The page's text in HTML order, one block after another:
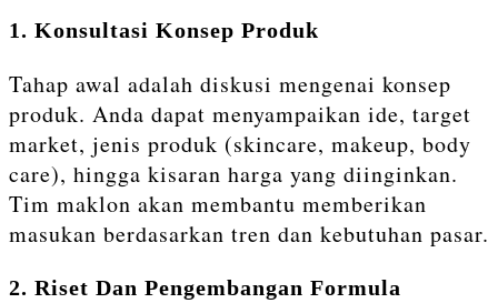
1. Konsultasi Konsep Produk
Tahap awal adalah diskusi mengenai konsep
produk. Anda dapat menyampaikan ide, target
market, jenis produk (skincare, makeup, body
care), hingga kisaran harga yang diinginkan.
Tim maklon akan membantu memberikan
masukan berdasarkan tren dan kebutuhan pasar.
2. Riset Dan Pengembangan Formula